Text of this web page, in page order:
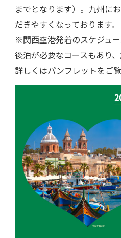
までとなります）。九州に
だきやすくなっております。
※関西空港発着のスケジュ
後泊が必要なコースもあり
詳しくはパンフレットをご覧